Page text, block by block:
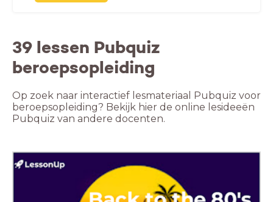
39 lessen Pubquiz
beroepsopleiding
Op zoek naar interactief lesmateriaal Pubquiz voor
beroepsopleiding? Bekijk hier de online lesideeën
Pubquiz van andere docenten.